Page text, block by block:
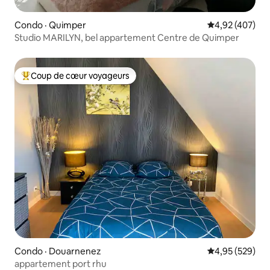
Condo · Quimper Note
4,92 (407)
Studio MARILYN, bel appartement Centre de Quimper
Coup de cœur voyageurs parmi les plus aimés
Coup de cœur voyageurs
Condo · Douarnenez Note
4,95 (529)
appartement port rhu